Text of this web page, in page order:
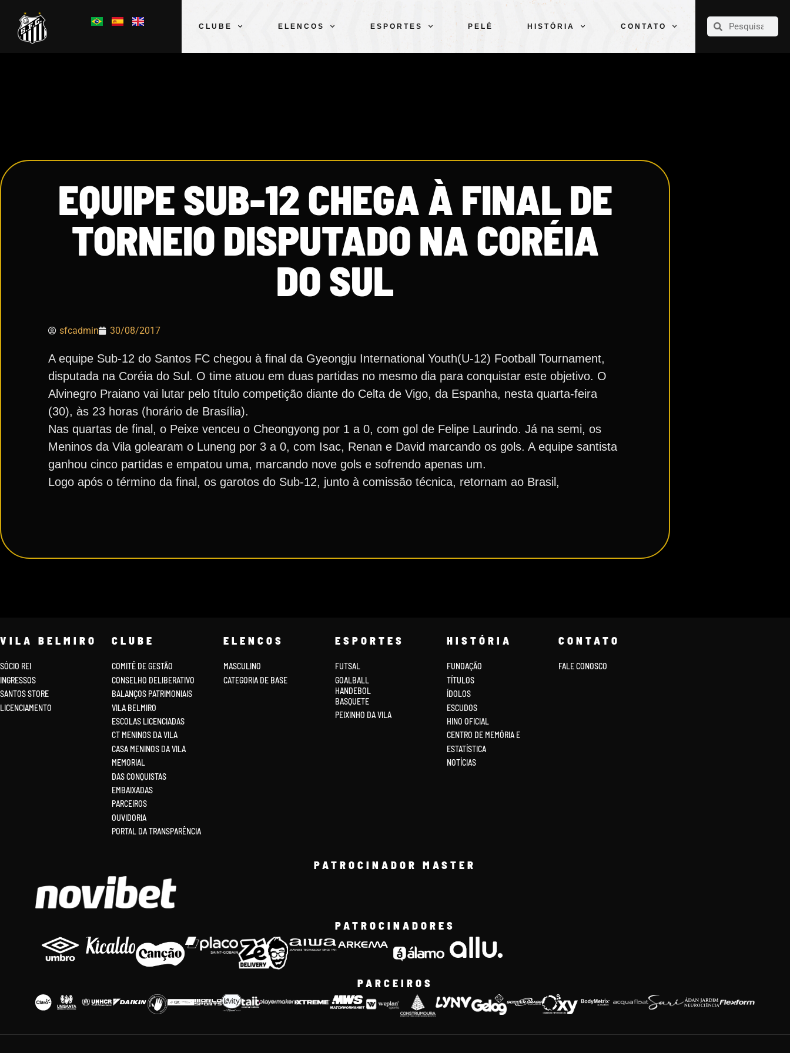
CLUBE ELENCOS ESPORTES PELÉ HISTÓRIA CONTATO
CLUBE
EQUIPE SUB-12 CHEGA À FINAL DE
TORNEIO DISPUTADO NA CORÉIA
DO SUL
sfcadmin 30/08/2017
A equipe Sub-12 do Santos FC chegou à final da Gyeongju International Youth(U-12) Football Tournament,
disputada na Coréia do Sul. O time atuou em duas partidas no mesmo dia para conquistar este objetivo. O
Alvinegro Praiano vai lutar pelo título competição diante do Celta de Vigo, da Espanha, nesta quarta-feira
(30), às 23 horas (horário de Brasília).
Nas quartas de final, o Peixe venceu o Cheongyong por 1 a 0, com gol de Felipe Laurindo. Já na semi, os
Meninos da Vila golearam o Luneng por 3 a 0, com Isac, Renan e David marcando os gols. A equipe santista
ganhou cinco partidas e empatou uma, marcando nove gols e sofrendo apenas um.
Logo após o término da final, os garotos do Sub-12, junto à comissão técnica, retornam ao Brasil,
VILA BELMIRO
SÓCIO REI
INGRESSOS
SANTOS STORE
LICENCIAMENTO
CLUBE
COMITÊ DE GESTÃO
CONSELHO DELIBERATIVO
BALANÇOS PATRIMONIAIS
VILA BELMIRO
ESCOLAS LICENCIADAS
CT MENINOS DA VILA
CASA MENINOS DA VILA
MEMORIAL
DAS CONQUISTAS
EMBAIXADAS
PARCEIROS
OUVIDORIA
PORTAL DA TRANSPARÊNCIA
ELENCOS
MASCULINO
CATEGORIA DE BASE
ESPORTES
FUTSAL
GOALBALL
HANDEBOL
BASQUETE
PEIXINHO DA VILA
HISTÓRIA
FUNDAÇÃO
TÍTULOS
ÍDOLOS
ESCUDOS
HINO OFICIAL
CENTRO DE MEMÓRIA E
ESTATÍSTICA
NOTÍCIAS
CONTATO
FALE CONOSCO
PATROCINADOR MASTER
PATROCINADORES
PARCEIROS